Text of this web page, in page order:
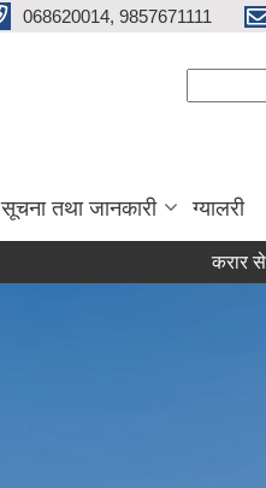
068620014, 9857671111
सूचना तथा जानकारी ग्यालरी
करार सेवाबाट